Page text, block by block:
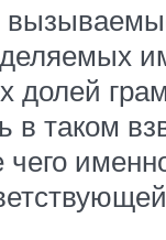
в таком
чего